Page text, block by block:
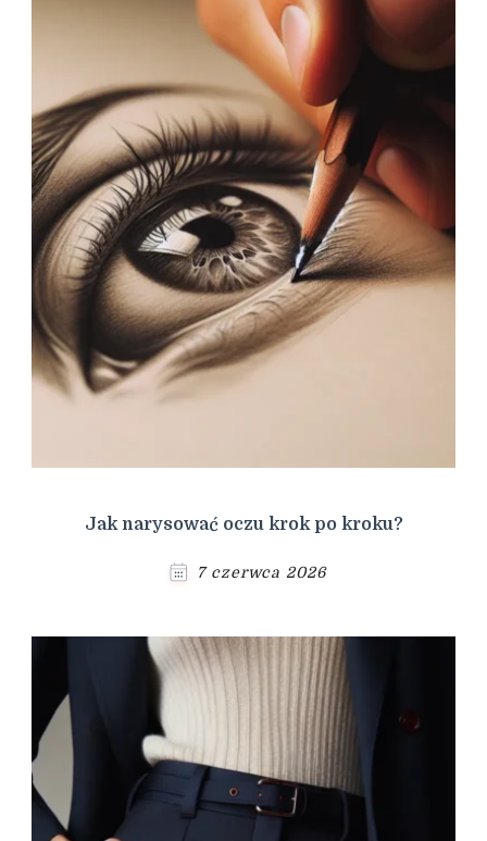
Jak narysować oczu krok po kroku?
7 czerwca 2026